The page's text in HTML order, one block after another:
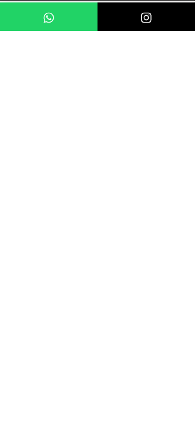
Zona Sul Zona Oeste
Tipos de Evento
Pagamentos